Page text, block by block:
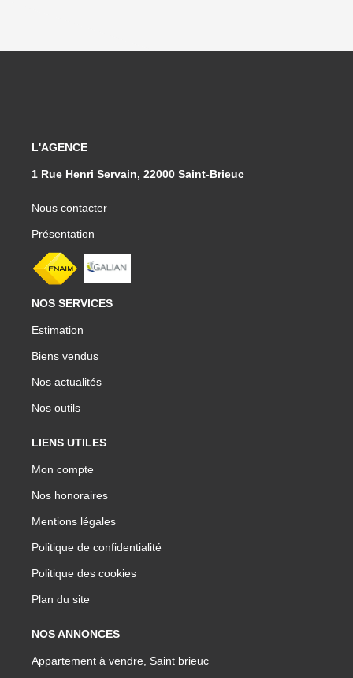
L'AGENCE
1 Rue Henri Servain, 22000 Saint-Brieuc
Nous contacter
Présentation
NOS SERVICES
Estimation
Biens vendus
Nos actualités
Nos outils
LIENS UTILES
Mon compte
Nos honoraires
Mentions légales
Politique de confidentialité
Politique des cookies
Plan du site
NOS ANNONCES
Appartement à vendre, Saint brieuc